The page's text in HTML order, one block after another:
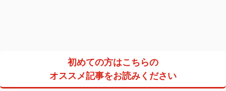
初めての方はこちらの
オススメ記事をお読みください